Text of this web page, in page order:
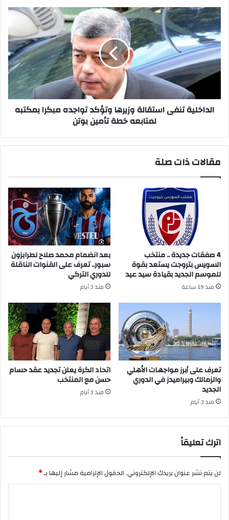
الداخلية
تنفى
استقالة
وزيرها
وتؤكد
تواجده
مبكرا
لمتابعه
خطة
الداخلية تنفى استقالة وزيرها وتؤكد تواجده مبكرا بمكتبه
لمتابعه خطة تأمين بوتن
مقالات ذات صلة
4 صفقات جديدة .. منتخب
السويس بتروجت يستعد بقوة
للموسم الجديد بقيادة سيد عيد
منذ 19 ساعة
بعد انضمام محمد صلاح لطرابزون
سبور.. تعرف على القنوات الناقلة
للدوري التركي
منذ 3 أيام
تعرف على أبرز مواجهات الأهلي
والزمالك وبيراميدز في الدوري
الجديد
منذ 3 أيام
اتحاد الكرة يعلن تجديد عقد حسام
حسن مع المنتخب
منذ 3 أيام
اترك تعليقاً
لن يتم نشر عنوان بريدك الإلكتروني.الحقول الإلزامية مشار إليها بـ*